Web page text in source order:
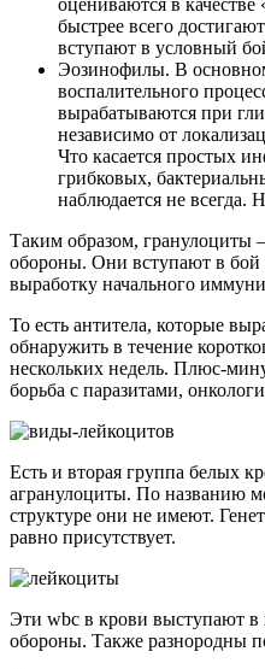
быстрее всего
вступают в условный
Эозинофилы. В
воспалительного
вырабатываются при
независимо от
Что касается простых
грибковых,
наблюдается не всегда.
Таким образом, гранулоциты
обороны. Они вступают в бой
выработку начального
То есть антитела, которые
обнаружить в течение
нескольких недель. Плюс-
борьба с паразитами,
Есть и вторая группа белых
агранулоциты. По названию
структуре они не имеют.
равно присутствует.
Эти wbc в крови выступают в
обороны. Также разнородны